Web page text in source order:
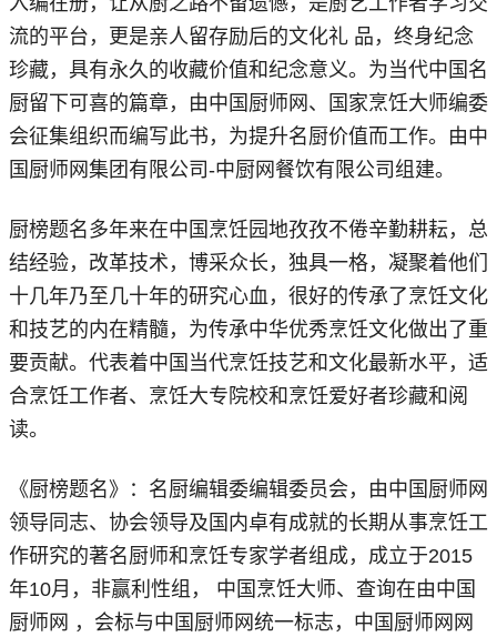
流的平台，更是亲人留存励后的文化礼 品，终身纪念
珍藏，具有永久的收藏价值和纪念意义。为当代中国名
厨留下可喜的篇章，由中国厨师网、国家烹饪大师编委
会征集组织而编写此书，为提升名厨价值而工作。由中
国厨师网集团有限公司-中厨网餐饮有限公司组建。
厨榜题名多年来在中国烹饪园地孜孜不倦辛勤耕耘，总
结经验，改革技术，博采众长，独具一格，凝聚着他们
十几年乃至几十年的研究心血，很好的传承了烹饪文化
和技艺的内在精髓，为传承中华优秀烹饪文化做出了重
要贡献。代表着中国当代烹饪技艺和文化最新水平，适
合烹饪工作者、烹饪大专院校和烹饪爱好者珍藏和阅
读。
《厨榜题名》：名厨编辑委编辑委员会，由中国厨师网
领导同志、协会领导及国内卓有成就的长期从事烹饪工
作研究的著名厨师和烹饪专家学者组成，成立于2015
年10月，非赢利性组， 中国烹饪大师、查询在由中国
厨师网 ，会标与中国厨师网统一标志，中国厨师网网